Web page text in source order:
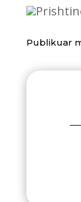
Publikuar